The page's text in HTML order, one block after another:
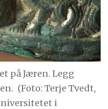
på Jæren. Legg
(Foto: Terje Tvedt,
i